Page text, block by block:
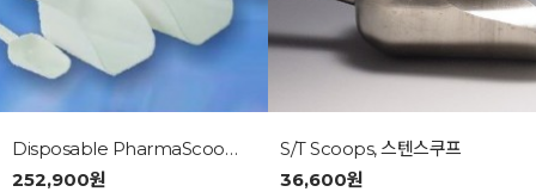
Disposable PharmaScoop, 1회용 ...
252,900원
S/T Scoops, 스텐스쿠프
36,600원